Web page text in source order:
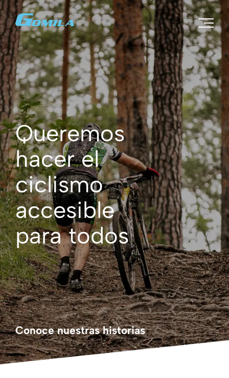
Próximamente
Queremos
hacer el
ciclismo
accesible
para todos
Conoce nuestras historias